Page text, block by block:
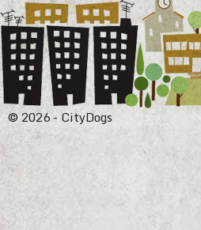
© 2026 - CityDogs